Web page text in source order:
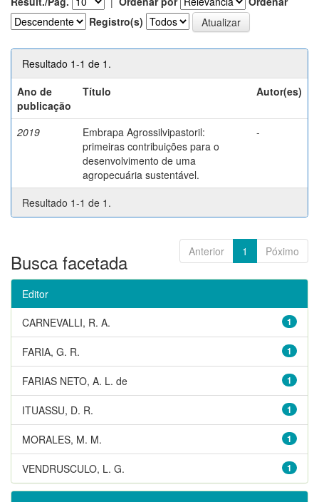
Registro(s)
Resultado 1-1 de 1.
Ano de
publicação
Título Autor(es)
2019
Embrapa Agrossilvipastoril:
primeiras contribuições para o
desenvolvimento de uma
agropecuária sustentável.
-
Resultado 1-1 de 1.
Anterior 1 Póximo
Busca facetada
Editor
1
CARNEVALLI, R. A.
1
FARIA, G. R.
1
FARIAS NETO, A. L. de
1
ITUASSU, D. R.
1
MORALES, M. M.
1
VENDRUSCULO, L. G.